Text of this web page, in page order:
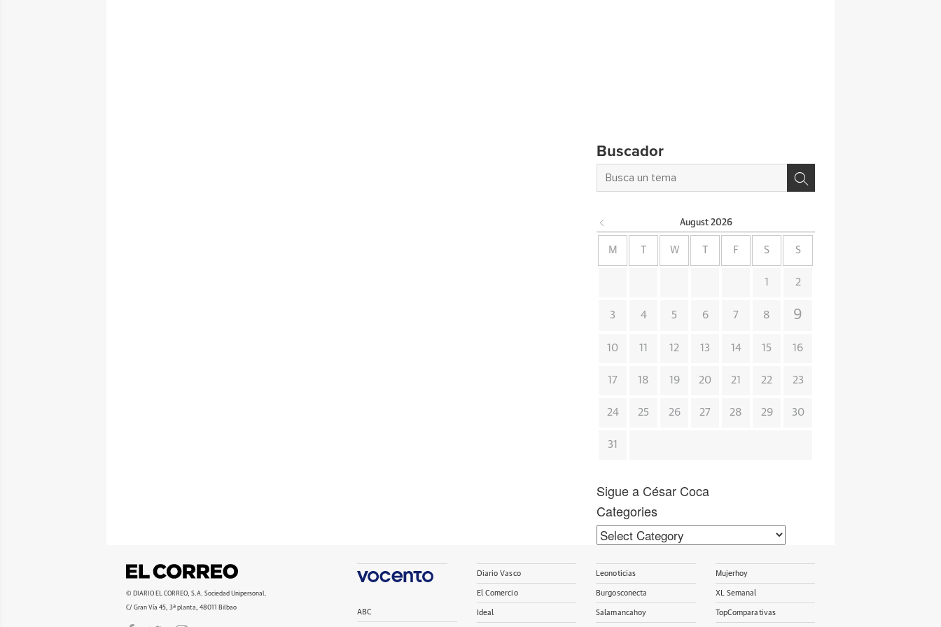
Buscador
August 2026
M W F S S
1 2
3 4 5 6 7 8 9
10 11 12 13 14 15 16
17 18 19 20 21 22 23
24 25 26 27 28 29 30
31
Sigue a César Coca
Categories
Categories
© DIARIO EL CORREO, S.A. Sociedad Unipersonal.
C/ Gran Vía 45, 3ª planta, 48011 Bilbao
ABC
Diario Vasco
El Comercio
Ideal
Leonoticias
Burgosconecta
Salamancahoy
Mujerhoy
XL Semanal
TopComparativas